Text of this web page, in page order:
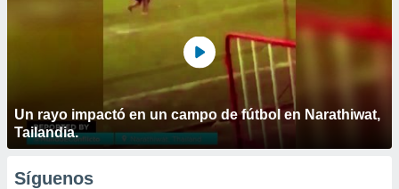
Un rayo impactó en un campo de fútbol en Narathiwat,
Tailandia.
Síguenos